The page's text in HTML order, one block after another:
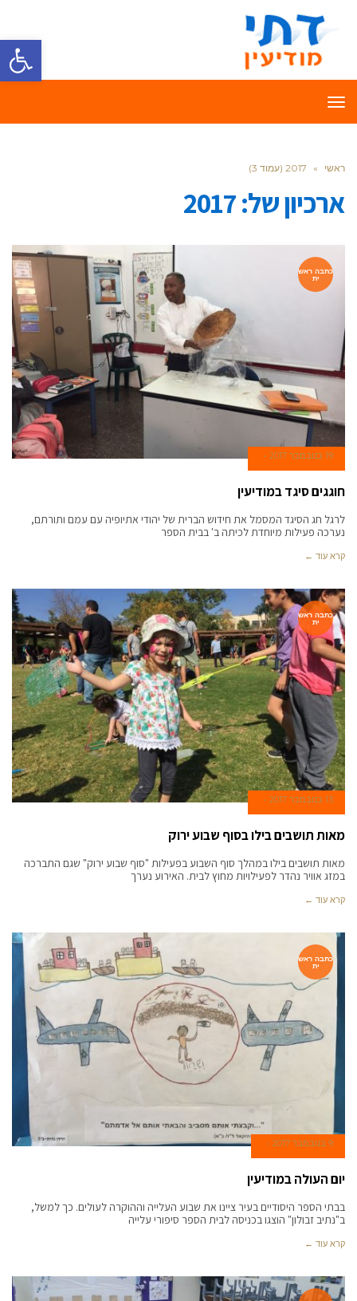
פתח
תפריט
ראשי » 2017 (עמוד 3)
ארכיון של:2017
כתבה ראש
ית
19 בנובמבר 2017
חוגגים סיגד במודיעין
לרגל חג הסיגד המסמל את חידוש הברית של יהודי אתיופיה עם עמם ותורתם,
נערכה פעילות מיוחדת לכיתה ב' בבית הספר
קרא עוד ←
כתבה ראש
ית
13 בנובמבר 2017
מאות תושבים בילו בסוף שבוע ירוק
מאות תושבים בילו במהלך סוף השבוע בפעילות "סוף שבוע ירוק" שגם התברכה
במזג אוויר נהדר לפעילויות מחוץ לבית. האירוע נערך
קרא עוד ←
כתבה ראש
ית
9 בנובמבר 2017
יום העולה במודיעין
בבתי הספר היסודיים בעיר ציינו את שבוע העלייה וההוקרה לעולים. כך למשל,
ב"נתיב זבולון" הוצגו בכניסה לבית הספר סיפורי עלייה
קרא עוד ←